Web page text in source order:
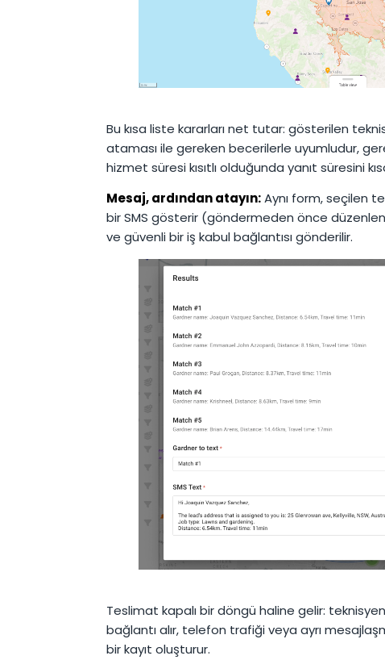
Bu kısa liste kararları net tutar: gösterilen
ataması ile gereken becerilerle uyumludur,
hizmet süresi kısıtlı olduğunda yanıt süresini
Mesaj, ardından atayın:Aynı form, seçilen
bir SMS gösterir (göndermeden önce
ve güvenli bir iş kabul bağlantısı gönderilir.
Teslimat kapalı bir döngü haline gelir:
bağlantı alır, telefon trafiği veya ayrı
bir kayıt oluşturur.